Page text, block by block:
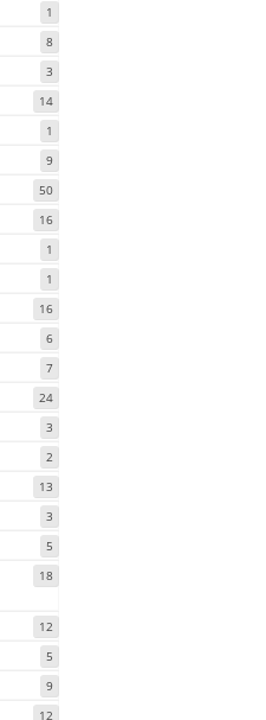
1
8
3
14
1
9
50
16
1
1
16
6
7
24
3
2
13
3
5
18
12
5
9
12